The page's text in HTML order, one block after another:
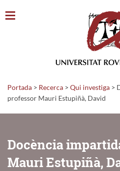
Portada > Recerca > Qui investiga >
professor Mauri Estupiñà, David
Docència
Mauri Estupiñà,